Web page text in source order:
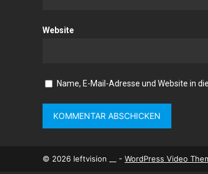
Website
Name, E-Mail-Adresse und Website in
© 2026 leftvision __ - WordPress Video